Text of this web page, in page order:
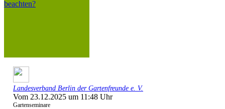
Landesverband Berlin der Gartenfreunde e. V.
Vom 23.12.2025 um 11:48 Uhr
Gartenseminare